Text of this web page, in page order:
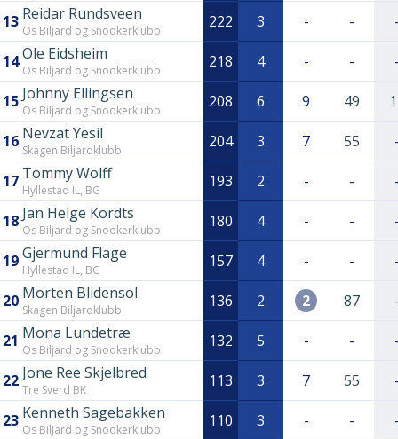
13 Reidar Rundsveen
Os Biljard og Snookerklubb 222 3 - -
14Ole Eidsheim
Os Biljard og Snookerklubb 218 4 - -
15 Johnny Ellingsen
Os Biljard og Snookerklubb 208 6 9 49
16 Nevzat Yesil
Skagen Biljardklubb 204 3 7 55
17 Tommy Wolff
Hyllestad IL, BG 193 2 - -
18 Jan Helge Kordts
Os Biljard og Snookerklubb 180 4 - -
19Gjermund Flage
Hyllestad IL, BG 157 4 - -
20 Morten Blidensol
Skagen Biljardklubb 136 2 2 87
21 Mona Lundetræ
Os Biljard og Snookerklubb 132 5 - -
22 Jone Ree Skjelbred
Tre Sverd BK 113 3 7 55
23 Kenneth Sagebakken
Os Biljard og Snookerklubb 110 3 - -